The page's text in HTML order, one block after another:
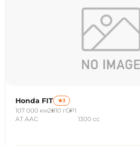
Honda FIT 3
107 000 км2010 гGP1
AT AAC
1300 сс